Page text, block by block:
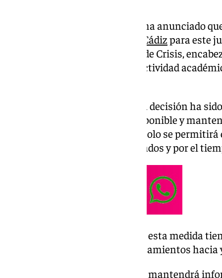
La Universidad de Cádiz (UCA) ha anunciado
provincia de Cádizpara este
de Seguimiento de Situaciones de Crisis,
suspender temporalmente la actividad
En una nota, ha señalado que la decisión ha
información meteorológica disponible y
autoridades competentes. Así, solo se
universitarias en casos justificados y por el
La Universidad ha indicado que esta medida
medida de lo posible los desplazamientos
Finalmente, ha señalado que se mantendrá